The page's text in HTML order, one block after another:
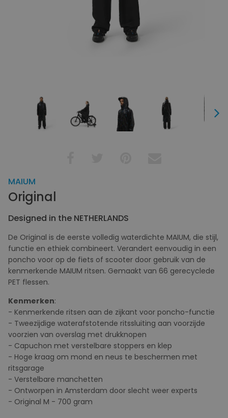
Next
MAIUM
Original
Designed in the NETHERLANDS
De Original is de eerste volledig waterdichte MAIUM, die stijl,
functie en ethiek combineert. Verandert eenvoudig in een
poncho voor op de fiets of scooter door gebruik van de
kenmerkende MAIUM ritsen. Gemaakt van 66 gerecyclede
PET flessen.
Kenmerken:
- Kenmerkende ritsen aan de zijkant voor poncho-functie
- Tweezijdige waterafstotende ritssluiting aan voorzijde
voorzien van overslag met drukknopen
- Capuchon met verstelbare stoppers en klep
- Hoge kraag om mond en neus te beschermen met
ritsgarage
- Verstelbare manchetten
- Ontworpen in Amsterdam door slecht weer experts
- Original M - 700 gram